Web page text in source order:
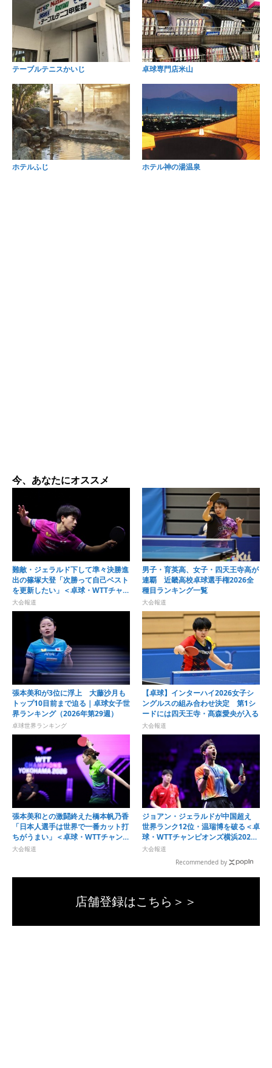
テーブルテニスかいじ 卓球専門店米山
ホテルふじ ホテル神の湯温泉
今、あなたにオススメ
難敵・ジェラルド下して準々決勝進
出の篠塚大登「次勝って自己ベスト
を更新したい」＜卓球・WTTチャン
ピオンズ横浜2026＞
大会報道
男子・育英高、女子・四天王寺高が
連覇 近畿高校卓球選手権2026全
種目ランキング一覧
大会報道
張本美和が3位に浮上 大藤沙月も
トップ10目前まで迫る｜卓球女子世
界ランキング（2026年第29週）
卓球世界ランキング
【卓球】インターハイ2026女子シ
ングルスの組み合わせ決定 第1シ
ードには四天王寺・髙森愛央が入る
大会報道
張本美和との激闘終えた橋本帆乃香
「日本人選手は世界で一番カット打
ちがうまい」＜卓球・WTTチャンピ
オンズ横浜2026＞
大会報道
ジョアン・ジェラルドが中国超え
世界ランク12位・温瑞博を破る＜卓
球・WTTチャンピオンズ横浜2026
＞
大会報道
Recommended by
店舗登録はこちら＞＞